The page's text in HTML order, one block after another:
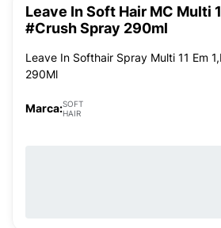
Leave In Soft Hair MC Multi
#Crush Spray 290ml
Leave In Softhair Spray Multi 11 Em
290Ml
Marca:SOFT
HAIR